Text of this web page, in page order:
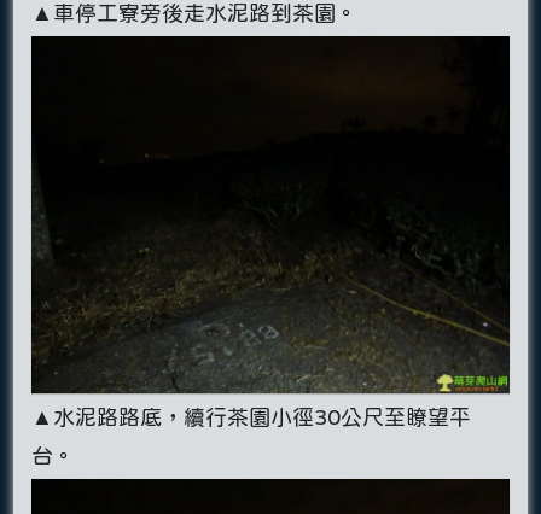
▲車停工寮旁後走水泥路到茶園。
▲水泥路路底，續行茶園小徑30公尺至瞭望平
台。